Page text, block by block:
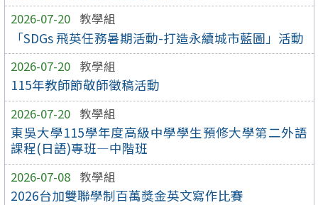
2026-07-20 教學組
「SDGs 飛英任務暑期活動-打造永續城市藍圖」活動
2026-07-20 教學組
115年教師節敬師徵稿活動
2026-07-20 教學組
東吳大學115學年度高級中學學生預修大學第二外語
課程(日語)專班—中階班
2026-07-08 教學組
2026台加雙聯學制百萬獎金英文寫作比賽